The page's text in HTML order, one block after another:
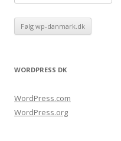
-
m
a
d
r
WORDPRESS DK
WordPress.com
WordPress.org